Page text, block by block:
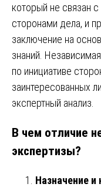
который не связан
сторонами дела, и
заключение на
знаний.
по инициативе
заинтересованных
экспертный анализ.
В чем отличие
экспертизы?
Назначение и